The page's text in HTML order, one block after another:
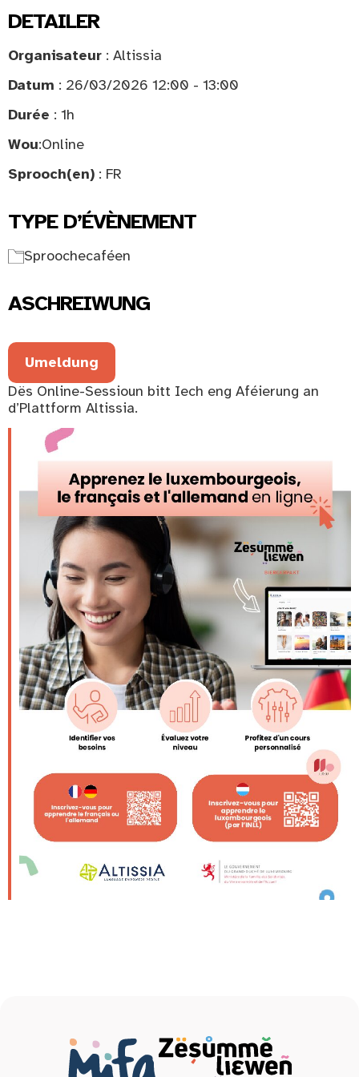
DETAILER
Organisateur : Altissia
Datum : 26/03/2026 12:00 - 13:00
Durée : 1h
Wou:Online
Sprooch(en) : FR
TYPE D’ÉVÈNEMENT
Sproochecaféen
ASCHREIWUNG
Umeldung
Dës Online-Sessioun bitt Iech eng Aféierung an
d’Plattform Altissia.